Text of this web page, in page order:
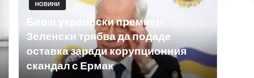
НОВИНИ
Бивш украински премиер:
Зеленски трябва да подаде
оставка заради корупционния
скандал с Ермак